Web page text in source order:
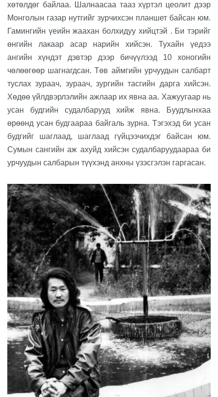
хөтөлдөг байлаа. Шалнаасаа тааз хүртэл цеолит дээр
Монголын газар нутгийг зурчихсэн планшет байсан юм.
Гамингийн үеийн жаахан болхидуу хийцтэй . Би тэрийг
өнгийн лакаар асар нарийн хийсэн. Тухайн үедээ
ангийн хүндэт дэвтэр дээр бичүүлээд 10 хоногийн
чөлөөгөөр шагнагдсан. Төв аймгийн урчуудын салбарт
туслах зураач, зураач, зургийн тасгийн дарга хийсэн.
Хөдөө үйлдвэрлэлийн ажлаар их явна аа. Хажуугаар нь
усан будгийн судалбарууд хийж явна. Буудлынхаа
өрөөнд усан будгаараа байгаль зурна. Тэгэхэд би усан
будгийг шаглаад, шаглаад гүйцээчихдэг байсан юм.
Сумын сангийн аж ахуйд хийсэн судалбаруудаараа би
урчуудын салбарын түүхэнд анхны үзэсгэлэн гаргасан.